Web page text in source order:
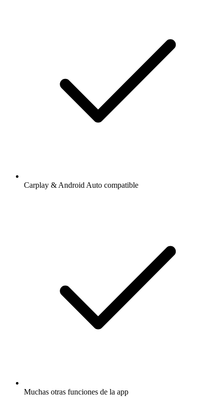
Carplay & Android Auto compatible
Muchas otras funciones de la app